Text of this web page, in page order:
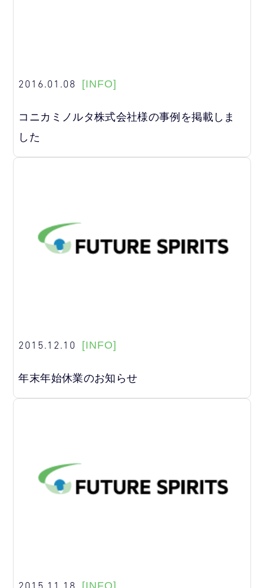
2016.01.08 [INFO]
コニカミノルタ株式会社様の事例を掲載しま
した
2015.12.10 [INFO]
年末年始休業のお知らせ